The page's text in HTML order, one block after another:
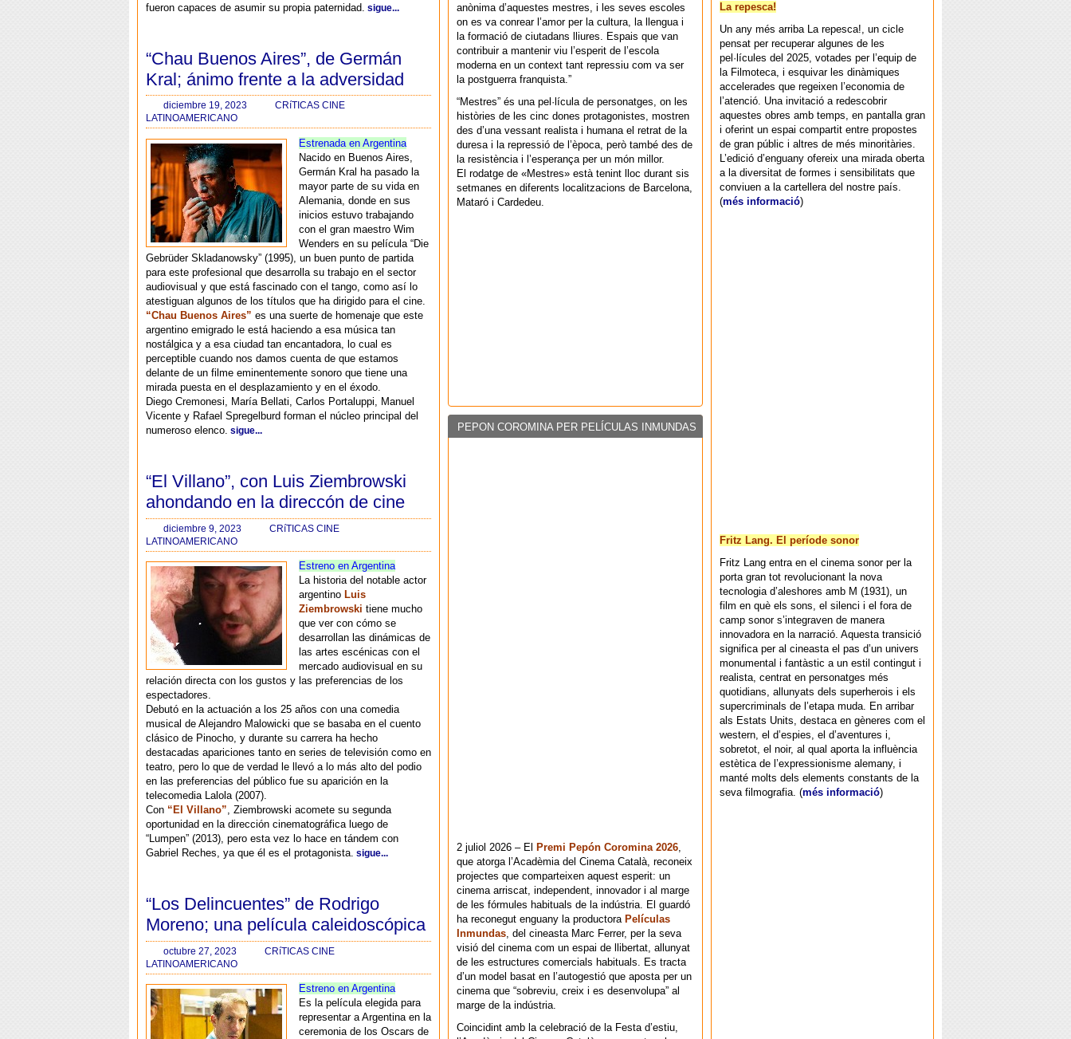
fueron capaces de asumir su propia paternidad. sigue...
“Chau Buenos Aires”, de Germán
Kral; ánimo frente a la adversidad
diciembre 19, 2023
CRíTICAS CINE
LATINOAMERICANO
Estrenada en Argentina
Nacido en Buenos Aires,
Germán Kral ha pasado la
mayor parte de su vida en
Alemania, donde en sus
inicios estuvo trabajando
con el gran maestro Wim
Wenders en su película “Die
Gebrüder Skladanowsky” (1995), un buen punto de partida
para este profesional que desarrolla su trabajo en el sector
audiovisual y que está fascinado con el tango, como así lo
atestiguan algunos de los títulos que ha dirigido para el cine.
“Chau Buenos Aires” es una suerte de homenaje que este
argentino emigrado le está haciendo a esa música tan
nostálgica y a esa ciudad tan encantadora, lo cual es
perceptible cuando nos damos cuenta de que estamos
delante de un filme eminentemente sonoro que tiene una
mirada puesta en el desplazamiento y en el éxodo.
Diego Cremonesi, María Bellati, Carlos Portaluppi, Manuel
Vicente y Rafael Spregelburd forman el núcleo principal del
numeroso elenco. sigue...
“El Villano”, con Luis Ziembrowski
ahondando en la direccón de cine
diciembre 9, 2023
CRíTICAS CINE
LATINOAMERICANO
Estreno en Argentina
La historia del notable actor
argentino Luis
Ziembrowski tiene mucho
que ver con cómo se
desarrollan las dinámicas de
las artes escénicas con el
mercado audiovisual en su
relación directa con los gustos y las preferencias de los
espectadores.
Debutó en la actuación a los 25 años con una comedia
musical de Alejandro Malowicki que se basaba en el cuento
clásico de Pinocho, y durante su carrera ha hecho
destacadas apariciones tanto en series de televisión como en
teatro, pero lo que de verdad le llevó a lo más alto del podio
en las preferencias del público fue su aparición en la
telecomedia Lalola (2007).
Con “El Villano”, Ziembrowski acomete su segunda
oportunidad en la dirección cinematográfica luego de
“Lumpen” (2013), pero esta vez lo hace en tándem con
Gabriel Reches, ya que él es el protagonista. sigue...
“Los Delincuentes” de Rodrigo
Moreno; una película caleidoscópica
octubre 27, 2023
CRíTICAS CINE
LATINOAMERICANO
Estreno en Argentina
Es la película elegida para
representar a Argentina en la
ceremonia de los Oscars de
La repesca!
Un any més arriba La repesca!, un cicle
pensat per recuperar algunes de les
pel·lícules del 2025, votades per l’equip de
la Filmoteca, i esquivar les dinàmiques
accelerades que regeixen l’economia de
l’atenció. Una invitació a redescobrir
aquestes obres amb temps, en pantalla gran
i oferint un espai compartit entre propostes
de gran públic i altres de més minoritàries.
L’edició d’enguany ofereix una mirada oberta
a la diversitat de formes i sensibilitats que
conviuen a la cartellera del nostre país.
(més informació)
Fritz Lang. El període sonor
Fritz Lang entra en el cinema sonor per la
porta gran tot revolucionant la nova
tecnologia d’aleshores amb M (1931), un
film en què els sons, el silenci i el fora de
camp sonor s’integraven de manera
innovadora en la narració. Aquesta transició
significa per al cineasta el pas d’un univers
monumental i fantàstic a un estil contingut i
realista, centrat en personatges més
quotidians, allunyats dels superherois i els
supercriminals de l’etapa muda. En arribar
als Estats Units, destaca en gèneres com el
western, el d’espies, el d’aventures i,
sobretot, el noir, al qual aporta la influència
estètica de l’expressionisme alemany, i
manté molts dels elements constants de la
seva filmografia. (més informació)
anònima d’aquestes mestres, i les seves escoles
on es va conrear l’amor per la cultura, la llengua i
la formació de ciutadans lliures. Espais que van
contribuir a mantenir viu l’esperit de l’escola
moderna en un context tant repressiu com va ser
la postguerra franquista.”
“Mestres” és una pel·lícula de personatges, on les
històries de les cinc dones protagonistes, mostren
des d’una vessant realista i humana el retrat de la
duresa i la repressió de l’època, però també des de
la resistència i l’esperança per un món millor.
El rodatge de «Mestres» està tenint lloc durant sis
setmanes en diferents localitzacions de Barcelona,
Mataró i Cardedeu.
PEPON COROMINA PER PELÍCULAS INMUNDAS
2 juliol 2026 – El Premi Pepón Coromina 2026,
que atorga l’Acadèmia del Cinema Català, reconeix
projectes que comparteixen aquest esperit: un
cinema arriscat, independent, innovador i al marge
de les fórmules habituals de la indústria. El guardó
ha reconegut enguany la productora Películas
Inmundas, del cineasta Marc Ferrer, per la seva
visió del cinema com un espai de llibertat, allunyat
de les estructures comercials habituals. Es tracta
d’un model basat en l’autogestió que aposta per un
cinema que “sobreviu, creix i es desenvolupa” al
marge de la indústria.
Coincidint amb la celebració de la Festa d’estiu,